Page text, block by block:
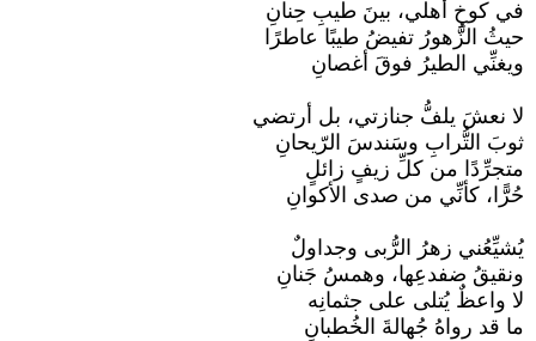
في كوخِ أهلي، بينَ طيبِ حِنانِ
حيثُ الزُّهورُ تفيضُ طيبًا عاطرًا
ويغنِّي الطيرُ فوقَ أغصانِ
لا نعشَ يلفُّ جنازتي، بل أرتضي
ثوبَ التُّرابِ وسَندسَ الرّيحانِ
متجرِّدًا من كلِّ زيفٍ زائلٍ
حُرًّا، كأنِّي من صدى الأكوانِ
يُشيِّعُني زهرُ الرُّبى وجداولٌ
ونقيقُ ضفدعِها، وهمسُ جَنانِ
لا واعظٌ يُتلى على جثمانِه
ما قد رواهُ جُهالةَ الخُطبانِ